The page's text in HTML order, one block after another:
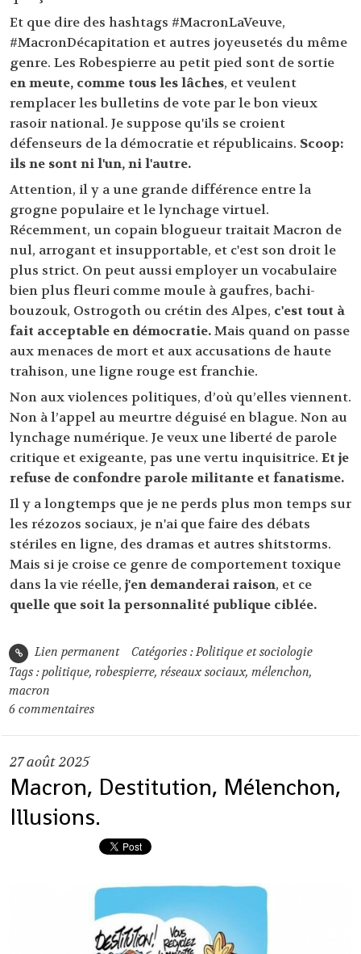
Et que dire des hashtags #MacronLaVeuve,
#MacronDécapitation et autres joyeusetés du même
genre. Les Robespierre au petit pied sont de sortie
en meute, comme tous les lâches, et veulent
remplacer les bulletins de vote par le bon vieux
rasoir national. Je suppose qu'ils se croient
défenseurs de la démocratie et républicains. Scoop:
ils ne sont ni l'un, ni l'autre.
Attention, il y a une grande différence entre la
grogne populaire et le lynchage virtuel.
Récemment, un copain blogueur traitait Macron de
nul, arrogant et insupportable, et c'est son droit le
plus strict. On peut aussi employer un vocabulaire
bien plus fleuri comme moule à gaufres, bachi-
bouzouk, Ostrogoth ou crétin des Alpes, c'est tout à
fait acceptable en démocratie.Mais quand on passe
aux menaces de mort et aux accusations de haute
trahison, une ligne rouge est franchie.
Non aux violences politiques, d’où qu’elles viennent.
Non à l’appel au meurtre déguisé en blague. Non au
lynchage numérique. Je veux une liberté de parole
critique et exigeante, pas une vertu inquisitrice. Et je
refuse de confondre parole militante et fanatisme.
Il y a longtemps que je ne perds plus mon temps sur
les rézozos sociaux, je n'ai que faire des débats
stériles en ligne, des dramas et autres shitstorms.
Mais si je croise ce genre de comportement toxique
dans la vie réelle, j'en demanderai raison, et ce
quelle que soit la personnalité publique ciblée.
Lien permanent Catégories :Politique et sociologie
Tags :politique,robespierre,réseaux sociaux,mélenchon,
macron
6 commentaires
27août 2025
Macron, Destitution, Mélenchon,
Illusions.